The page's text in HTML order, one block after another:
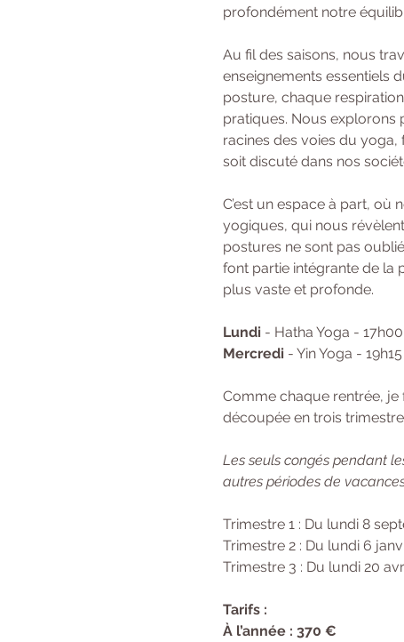
profondément notre
Au fil des saisons, nous
enseignements essentiels
posture, chaque
pratiques. Nous explorons
racines des voies du
soit discuté dans nos
C’est un espace à part, où
yogiques, qui nous
postures ne sont pas
font partie intégrante de la
plus vaste et profonde.
Lundi - Hatha Yoga -
Mercredi - Yin Yoga -
Comme chaque rentrée, je
découpée en trois
Les seuls congés pendant
autres périodes de
Trimestre 1 : Du lundi 8
Trimestre 2 : Du lundi 6
Trimestre 3 : Du lundi 20
Tarifs :
À l’année : 370 €